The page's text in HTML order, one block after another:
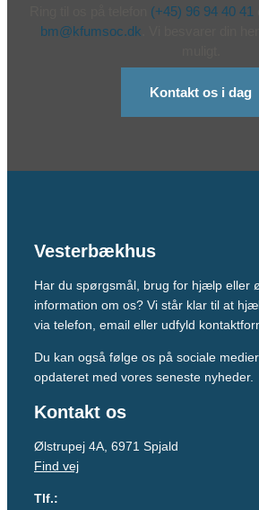
(+45) 96 94 40 41
bm@kfumsoc.dk
Kontakt os i dag
Vesterbækhus
Har du spørgsmål, brug for hjælp eller
information om os? Vi står klar til at
via telefon, email eller udfyld
Du kan også følge os på sociale
opdateret med vores seneste nyheder.
Kontakt os
Ølstrupej 4A, 6971 Spjald
Find vej
Tlf.: